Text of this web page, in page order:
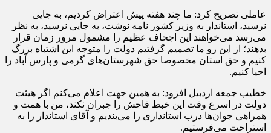
عاملی تصریح کرد: ما چند هفته پیش اعتراض کردیم، به جایی
نرسید، استاندار به وزیر کشور نامه نوشت، به جایی نرسید، به نظر
می‌رسد می‌خواهند این اجحاف عظیم را مشمول مرور زمان قرار
بدهند؛ از این رو ما تصمیم گرفتیم دولت را متوجه این اشتباه بزرگ
کنیم و حق استان مخصوصا حق شهرستان‌های گرمی و پارس آباد را
احیا کنیم.
خطیب جمعه اردبیل افزود: به همین جهت اعلام می‌کنم اگر هیئت
دولت در اسرع وقت این خبط فاحش را جبران نکند، من با همت و
همراهی جوان‌ها درب استانداری را می‌بندیم و آقای استاندار را به
استراحت می‌فرستیم.